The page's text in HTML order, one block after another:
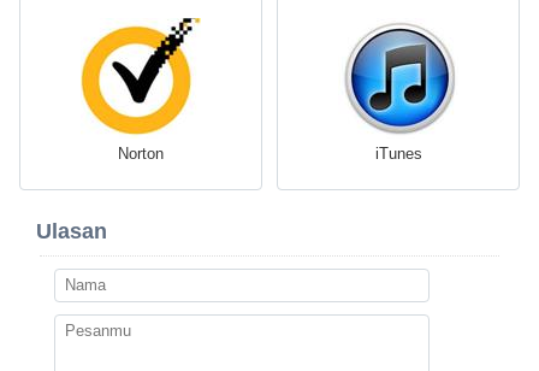
Norton iTunes
Ulasan